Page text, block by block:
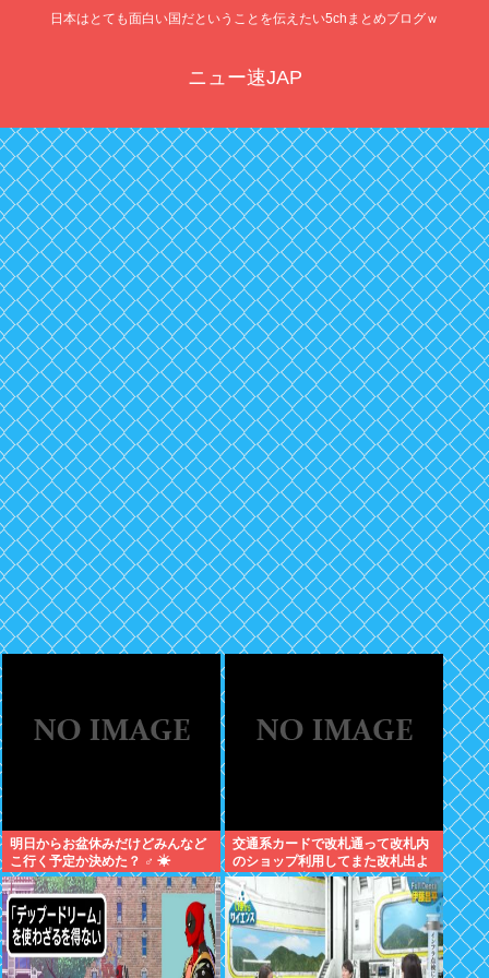
日本はとても面白い国だということを伝えたい5chまとめブログｗ
ニュー速JAP
明日からお盆休みだけどみんなど
こ行く予定か決めた？ ‍♂ ☀
交通系カードで改札通って改札内
のショップ利用してまた改札出よ
うとしたら出られなくてワロタ